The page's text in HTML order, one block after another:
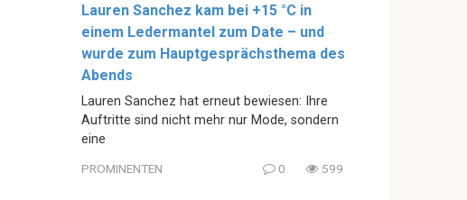
Lauren Sanchez kam bei +15 °C in
einem Ledermantel zum Date – und
wurde zum Hauptgesprächsthema des
Abends
Lauren Sanchez hat erneut bewiesen: Ihre
Auftritte sind nicht mehr nur Mode, sondern
eine
PROMINENTEN 0 599